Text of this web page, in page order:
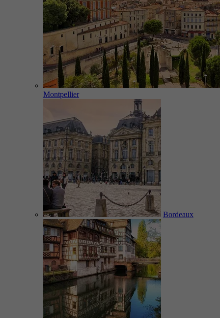
Montpellier
Bordeaux